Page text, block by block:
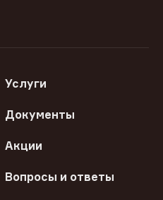
Услуги
Документы
Акции
Вопросы и ответы